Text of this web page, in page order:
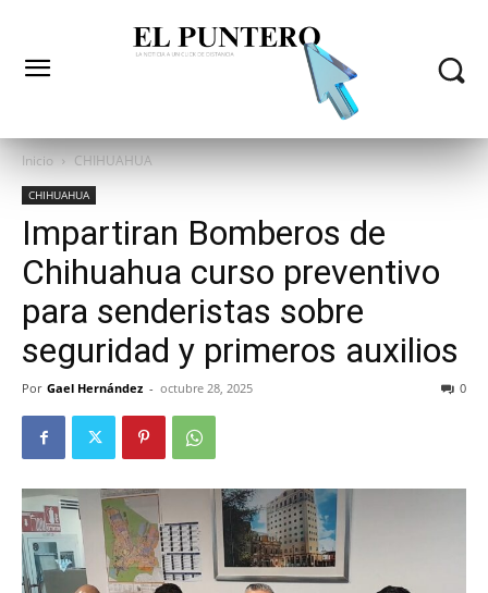
Inicio CHIHUAHUA
CHIHUAHUA
Impartiran Bomberos de
Chihuahua curso preventivo
para senderistas sobre
seguridad y primeros auxilios
Por Gael Hernández - octubre 28, 2025 0